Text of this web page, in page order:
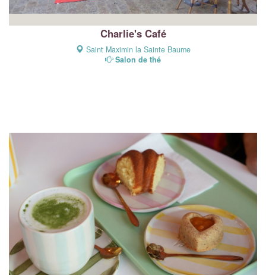
Charlie's Café
Saint Maximin la Sainte Baume
Salon de thé